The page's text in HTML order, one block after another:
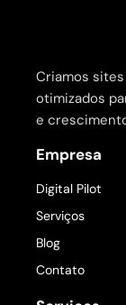
Criamos
otimizados
e
Empresa
Digital Pilot
Serviços
Blog
Contato